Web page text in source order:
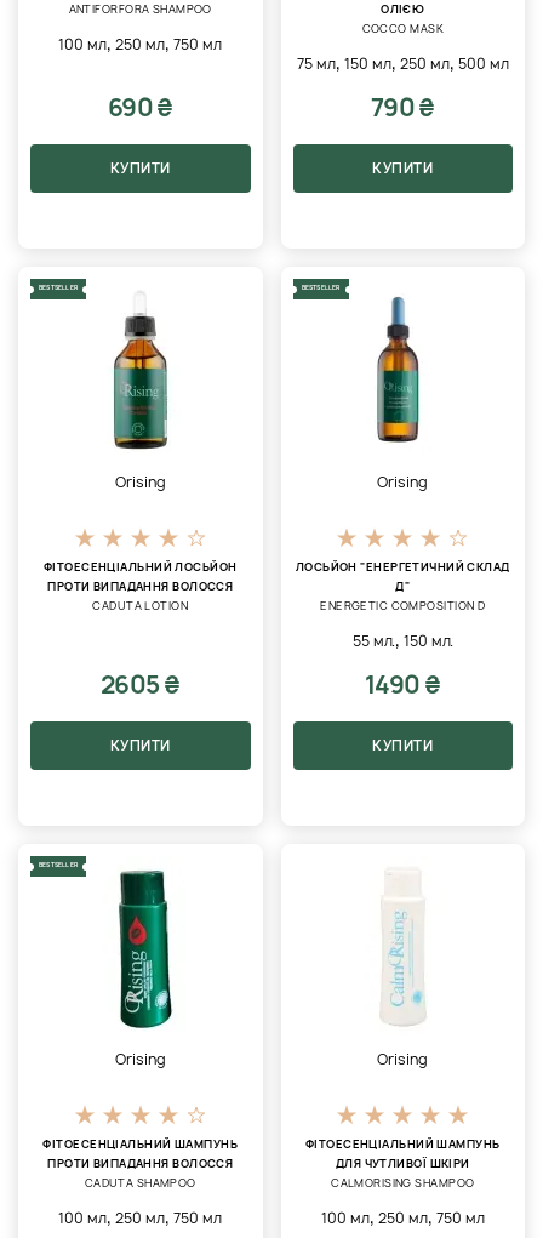
ANTIFORFORA SHAMPOO
100 мл,250 мл,750 мл
690 ₴
КУПИТИ
ОЛІЄЮ
COCCO MASK
75 мл, 150 мл, 250 мл, 500 мл
790 ₴
КУПИТИ
BESTSELLER
Orising
ФІТОЕСЕНЦІАЛЬНИЙ ЛОСЬЙОН
ПРОТИ ВИПАДАННЯ ВОЛОССЯ
CADUTA LOTION
2605 ₴
КУПИТИ
BESTSELLER
Orising
ЛОСЬЙОН "ЕНЕРГЕТИЧНИЙ СКЛАД
Д"
ENERGETIC COMPOSITION D
55 мл., 150 мл.
1490 ₴
КУПИТИ
BESTSELLER
Orising
ФІТОЕСЕНЦІАЛЬНИЙ ШАМПУНЬ
ПРОТИ ВИПАДАННЯ ВОЛОССЯ
CADUTA SHAMPOO
100 мл,250 мл,750 мл
Orising
ФІТОЕСЕНЦІАЛЬНИЙ ШАМПУНЬ
ДЛЯ ЧУТЛИВОЇ ​​ШКІРИ
CALMORISING SHAMPOO
100 мл, 250 мл, 750 мл